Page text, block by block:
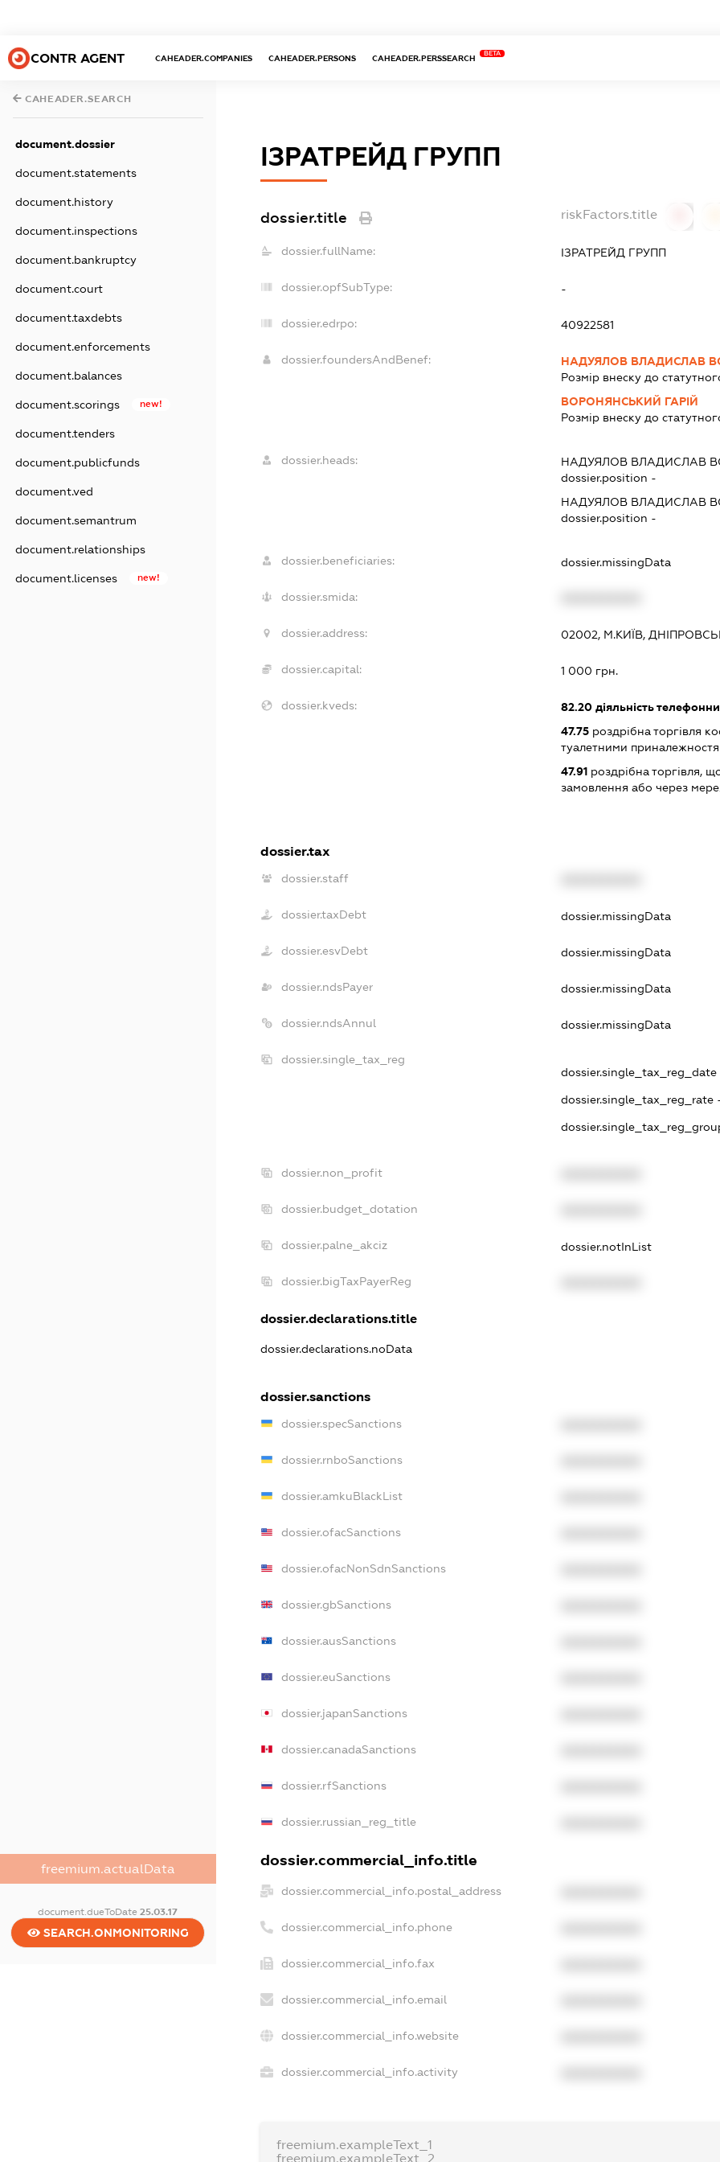
CONTR AGENT CAHEADER.COMPANIES CAHEADER.PERSONS CAHEADER.PERSSEARCH
BETA
CAHEADER.SEARCH
document.dossier
document.statements
document.history
document.inspections
document.bankruptcy
document.court
document.taxdebts
document.enforcements
document.balances
document.scorings new!
document.tenders
document.publicfunds
document.ved
document.semantrum
document.relationships
document.licenses new!
freemium.actualData
document.dueToDate25.03.17
SEARCH.ONMONITORING
ІЗРАТРЕЙД ГРУПП
dossier.title riskFactors.title
dossier.fullName: ІЗРАТРЕЙД ГРУПП
dossier.opfSubType: -
dossier.edrpo: 40922581
dossier.foundersAndBenef:
НАДУЯЛОВ ВЛАДИСЛАВ
Розмір внеску до
ВОРОНЯНСЬКИЙ ГАРІЙ
Розмір внеску до
dossier.heads: НАДУЯЛОВ ВЛАДИСЛАВ
dossier.position -
НАДУЯЛОВ ВЛАДИСЛАВ
dossier.position -
dossier.beneficiaries: dossier.missingData
dossier.smida:
dossier.address: 02002, М.КИЇВ,
dossier.capital: 1 000 грн.
dossier.kveds: 82.20діяльність
47.75роздрібна торгівля
туалетними
47.91роздрібна торгівля,
замовлення або через
dossier.tax
dossier.staff
dossier.taxDebt dossier.missingData
dossier.esvDebt dossier.missingData
dossier.ndsPayer dossier.missingData
dossier.ndsAnnul dossier.missingData
dossier.single_tax_reg
dossier.single_tax_reg_date -
dossier.single_tax_reg_rate
dossier.non_profit
dossier.budget_dotation
dossier.palne_akciz dossier.notInList
dossier.bigTaxPayerReg
dossier.declarations.title
dossier.declarations.noData
dossier.sanctions
dossier.specSanctions
dossier.rnboSanctions
dossier.amkuBlackList
dossier.ofacSanctions
dossier.ofacNonSdnSanctions
dossier.gbSanctions
dossier.ausSanctions
dossier.euSanctions
dossier.japanSanctions
dossier.canadaSanctions
dossier.rfSanctions
dossier.russian_reg_title
dossier.commercial_info.title
dossier.commercial_info.postal_address
dossier.commercial_info.phone
dossier.commercial_info.fax
dossier.commercial_info.email
dossier.commercial_info.website
dossier.commercial_info.activity
freemium.exampleText_1
freemium.exampleText_2